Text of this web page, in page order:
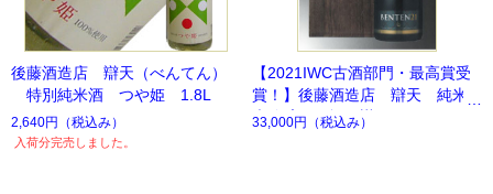
後藤酒造店 辯天（べんてん）
特別純米酒 つや姫 1.8L
2,640円 （税込み）
入荷分完売しました。
【2021IWC古酒部門・最高賞受
賞！】後藤酒造店 辯天 純米
大吟醸 原酒 辯天21 720ml
33,000円 （税込み）